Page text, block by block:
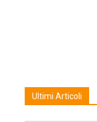
Ultimi Articoli